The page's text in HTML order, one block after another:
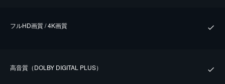
フルHD画質 / 4K画質
⾼⾳質（DOLBY DIGITAL PLUS）